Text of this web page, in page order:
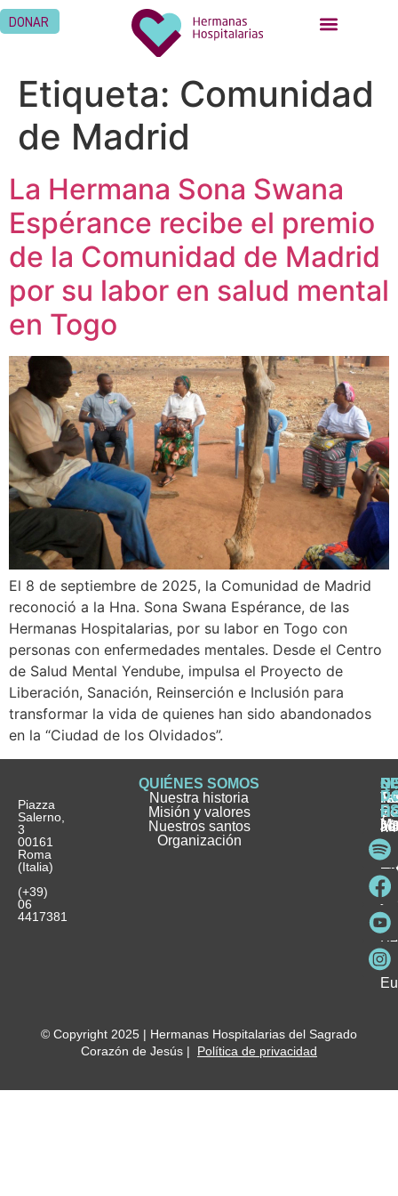
DONAR
Etiqueta: Comunidad
de Madrid
La Hermana Sona Swana
Espérance recibe el premio
de la Comunidad de Madrid
por su labor en salud mental
en Togo
El 8 de septiembre de 2025, la Comunidad de Madrid
reconoció a la Hna. Sona Swana Espérance, de las
Hermanas Hospitalarias, por su labor en Togo con
personas con enfermedades mentales. Desde el Centro
de Salud Mental Yendube, impulsa el Proyecto de
Liberación, Sanación, Reinserción e Inclusión para
transformar la vida de quienes han sido abandonados
en la “Ciudad de los Olvidados”.
Piazza
Salerno,
3
00161
Roma
(Italia)
(+39)
06
4417381
QUIÉNES SOMOS
Nuestra historia
Misión y valores
Nuestros santos
Organización
e
y
y
© Copyright 2025 | Hermanas Hospitalarias del Sagrado
Corazón de Jesús | Política de privacidad